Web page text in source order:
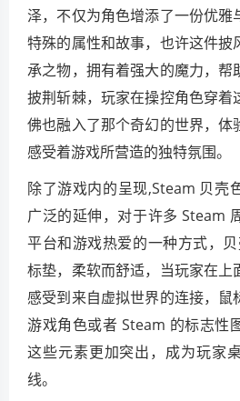
泽，不仅为角色增添了一份优雅
特殊的属性和故事，也许这件披
承之物，拥有着强大的魔力，帮
披荆斩棘，玩家在操控角色穿着
佛也融入了那个奇幻的世界，体
感受着游戏所营造的独特氛围。
除了游戏内的呈现,Steam 贝壳
广泛的延伸，对于许多 Steam
平台和游戏热爱的一种方式，
标垫，柔软而舒适，当玩家在上
感受到来自虚拟世界的连接，鼠
游戏角色或者 Steam 的标志性
这些元素更加突出，成为玩家
线。